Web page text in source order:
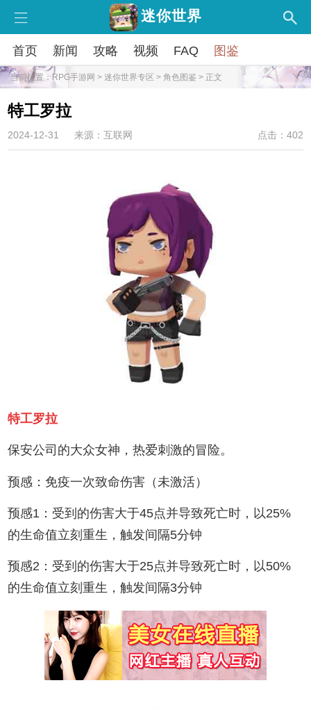
迷你世界
首页 新闻 攻略 视频 FAQ 图鉴
当前位置：RPG手游网 > 迷你世界专区 > 角色图鉴 > 正文
特工罗拉
2024-12-31 来源：互联网 点击：402
特工罗拉
保安公司的大众女神，热爱刺激的冒险。
预感：免疫一次致命伤害（未激活）
预感1：受到的伤害大于45点并导致死亡时，以25%
的生命值立刻重生，触发间隔5分钟
预感2：受到的伤害大于25点并导致死亡时，以50%
的生命值立刻重生，触发间隔3分钟